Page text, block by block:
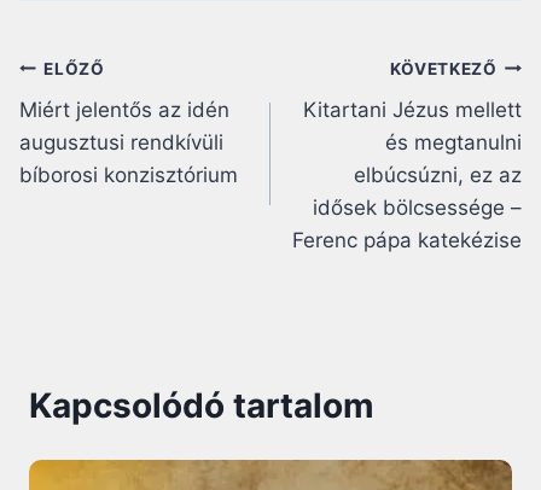
Bejegyzés
navigáció
ELŐZŐ
Miért jelentős az idén
augusztusi rendkívüli
bíborosi konzisztórium
KÖVETKEZŐ
Kitartani Jézus mellett
és megtanulni
elbúcsúzni, ez az
idősek bölcsessége –
Ferenc pápa katekézise
Kapcsolódó tartalom